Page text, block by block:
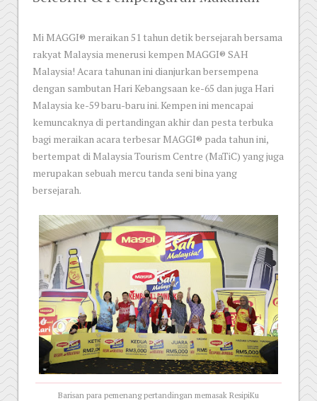
Mi MAGGI® meraikan 51 tahun detik bersejarah bersama
rakyat Malaysia menerusi kempen MAGGI® SAH
Malaysia! Acara tahunan ini dianjurkan bersempena
dengan sambutan Hari Kebangsaan ke-65 dan juga Hari
Malaysia ke-59 baru-baru ini. Kempen ini mencapai
kemuncaknya di pertandingan akhir dan pesta terbuka
bagi meraikan acara terbesar MAGGI® pada tahun ini,
bertempat di Malaysia Tourism Centre (MaTiC) yang juga
merupakan sebuah mercu tanda seni bina yang
bersejarah.
Barisan para pemenang pertandingan memasak ResipiKu